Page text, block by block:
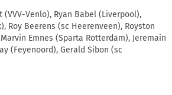
Venlo), Ryan Babel (Liverpool),
Roy Beerens (sc Heerenveen), Royston
Emnes (Sparta Rotterdam), Jeremain
(Feyenoord), Gerald Sibon (sc